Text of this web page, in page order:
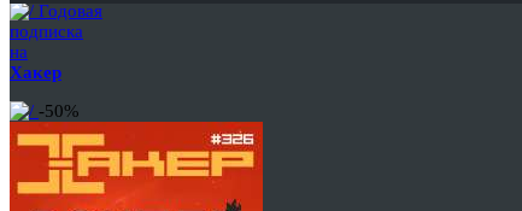
Годовая
подписка
на
Хакер
-50%